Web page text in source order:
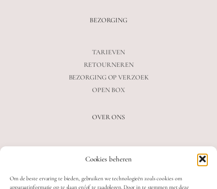
Cookies beheren
Om de beste ervaring te bieden, gebruiken we technologieën zoals cookies om
apparaatinformatie op te slaan en/of te raadplegen. Door in te stemmen met deze
BEZORGING
TARIEVEN
RETOURNEREN
BEZORGING OP VERZOEK
OPEN BOX
OVER ONS
VEELGESTELDE VRAGEN
OVER ONS
CONTACT